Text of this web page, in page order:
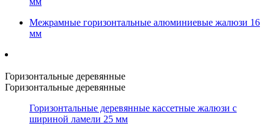
Межрамные горизонтальные алюминиевые жалюзи 16
мм
Горизонтальные деревянные
Горизонтальные деревянные
Горизонтальные деревянные кассетные жалюзи с
шириной ламели 25 мм